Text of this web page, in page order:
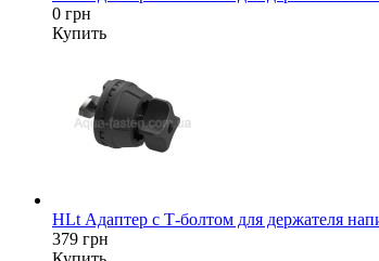
0 грн
Купить
HLt Адаптер c Т-болтом для держателя
379 грн